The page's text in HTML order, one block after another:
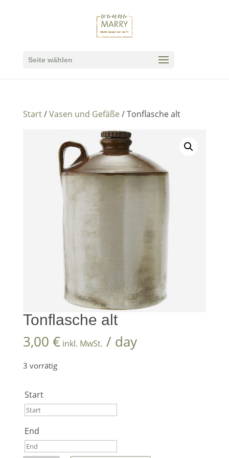
Seite wählen
Start/Vasen und Gefäße / Tonflasche alt
Tonflasche alt
3,00 € inkl. MwSt. / day
3 vorrätig
Start
August
End